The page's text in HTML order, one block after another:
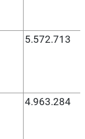
5.572.713
4.963.284